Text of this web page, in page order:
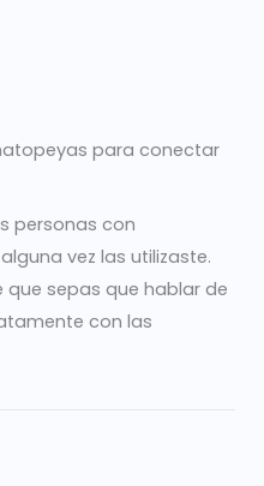
para conectar
personas con
vez las utilizaste.
que sepas que hablar de
con las